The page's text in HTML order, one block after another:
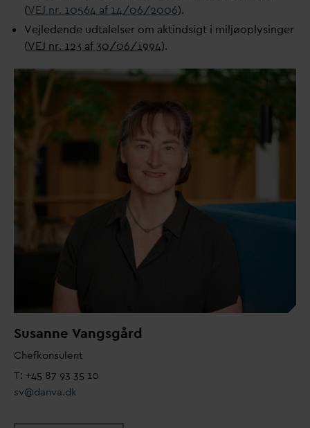
(VEJ nr. 10564 af 14/06/2006).
Vejledende udtalelser om aktindsigt i miljøoplysinger
(VEJ nr. 123 af 30/06/1994).
Susanne Vangsgård
Chefkonsulent
T: +45 87 93 35 10
sv@danva.dk